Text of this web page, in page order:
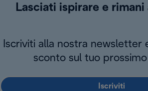
Lasciati ispirare e
Iscriviti alla nostra newsletter
sconto sul tuo
Iscriviti